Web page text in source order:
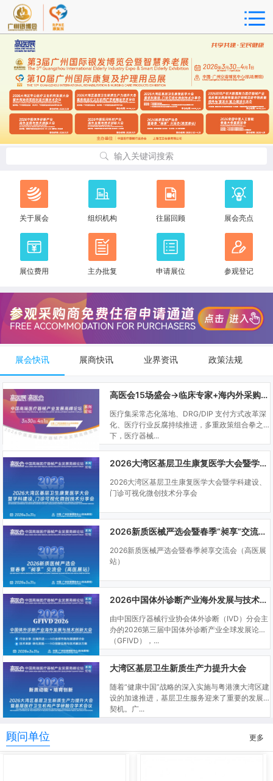
输入关键词搜索
关于展会 组织机构 往届回顾 展会亮点
展位费用 主办批复 申请展位 参观登记
展会快讯 展商快讯 业界资讯 政策法规
高医会15场盛会→临床专家+海内外采购商双向对接
医疗集采常态化落地、DRG/DIP 支付方式改革深
化、医疗行业反腐持续推进，多重政策组合拳之
下，医疗器械...
2026大湾区基层卫生康复医学大会暨学科建设、门诊可视化微创技术分享会
2026大湾区基层卫生康复医学大会暨学科建设、
门诊可视化微创技术分享会
2026新质医械严选会暨春季“昶享”交流会（高医展站）
2026新质医械严选会暨春季昶享交流会（高医展
站）
2026中国体外诊断产业海外发展与技术创新大会
由中国医疗器械行业协会体外诊断（IVD）分会主
办的2026第三届中国体外诊断产业全球发展论坛
（GFIVD），...
大湾区基层卫生新质生产力提升大会
随着“健康中国”战略的深入实施与粤港澳大湾区建
设的加速推进，基层卫生服务迎来了重要的发展
契机。广...
顾问单位 更多